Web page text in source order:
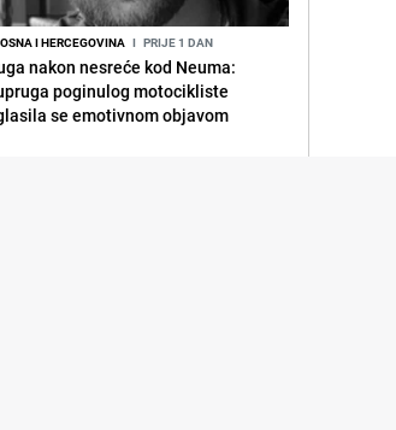
I HERCEGOVINA I PRIJE 1 DAN
nakon nesreće kod Neuma:
poginulog motocikliste
se emotivnom objavom